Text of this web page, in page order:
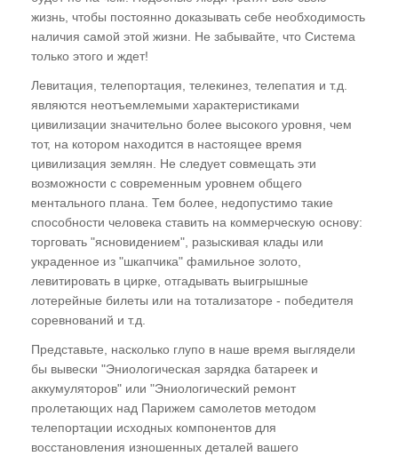
жизнь, чтобы постоянно доказывать себе необходимость
наличия самой этой жизни. Не забывайте, что Система
только этого и ждет!
Левитация, телепортация, телекинез, телепатия и т.д.
являются неотъемлемыми характеристиками
цивилизации значительно более высокого уровня, чем
тот, на котором находится в настоящее время
цивилизация землян. Не следует совмещать эти
возможности с современным уровнем общего
ментального плана. Тем более, недопустимо такие
способности человека ставить на коммерческую основу:
торговать "ясновидением", разыскивая клады или
украденное из "шкапчика" фамильное золото,
левитировать в цирке, отгадывать выигрышные
лотерейные билеты или на тотализаторе - победителя
соревнований и т.д.
Представьте, насколько глупо в наше время выглядели
бы вывески "Эниологическая зарядка батареек и
аккумуляторов" или "Эниологический ремонт
пролетающих над Парижем самолетов методом
телепортации исходных компонентов для
восстановления изношенных деталей вашего